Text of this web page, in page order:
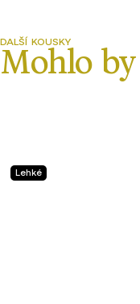
Lehké